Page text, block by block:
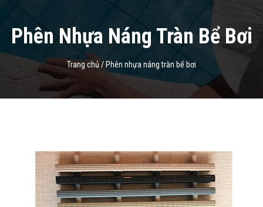
Phên Nhựa Náng Tràn Bể Bơi
Trang chủ / Phên nhựa náng tràn bể bơi